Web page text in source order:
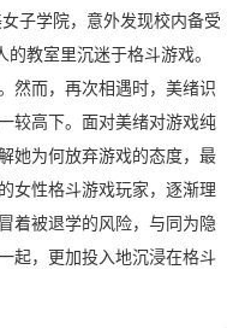
学院，意外发现校内备受
教室里沉迷于格斗游戏。
然而，再次相遇时，美绪识
较高下。面对美绪对游戏纯
她为何放弃游戏的态度，最
女性格斗游戏玩家，逐渐理
着被退学的风险，与同为隐
起，更加投入地沉浸在格斗